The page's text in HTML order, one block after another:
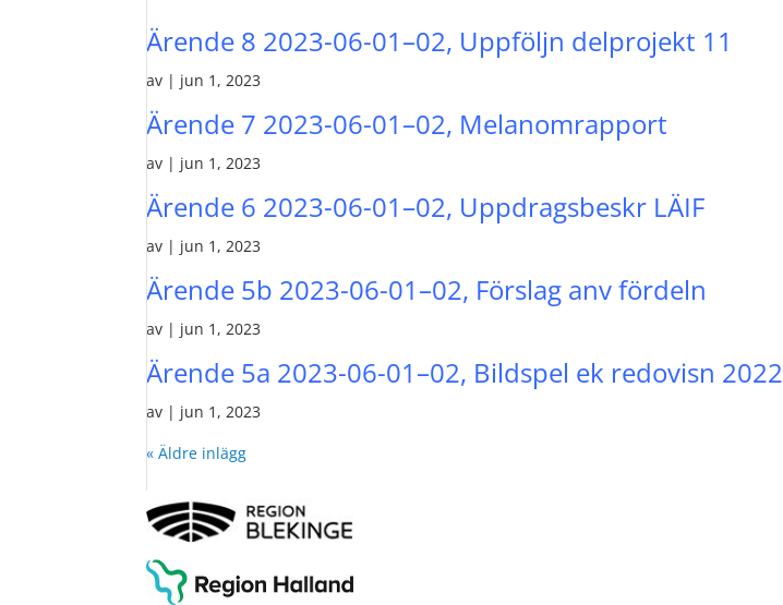
Ärende 8 2023-06-01–02, Uppföljn delprojekt 11
av | jun 1, 2023
Ärende 7 2023-06-01–02, Melanomrapport
av | jun 1, 2023
Ärende 6 2023-06-01–02, Uppdragsbeskr LÄIF
av | jun 1, 2023
Ärende 5b 2023-06-01–02, Förslag anv fördeln
av | jun 1, 2023
Ärende 5a 2023-06-01–02, Bildspel ek redovisn 2022
av | jun 1, 2023
« Äldre inlägg